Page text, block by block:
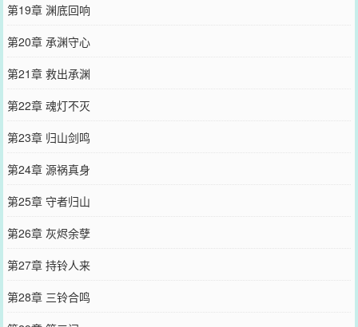
第19章 渊底回响
第20章 承渊守心
第21章 救出承渊
第22章 魂灯不灭
第23章 归山剑鸣
第24章 源祸真身
第25章 守者归山
第26章 灰烬余孽
第27章 持铃人来
第28章 三铃合鸣